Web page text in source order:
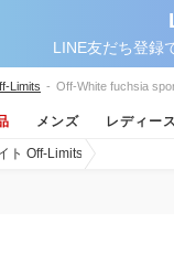
LINE友だち登録
Limits - Off-White fuchsia
メンズ レディース
ト Off-Limits